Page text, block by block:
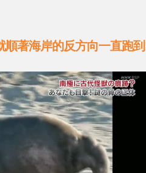
順著海岸的反方向一直跑到